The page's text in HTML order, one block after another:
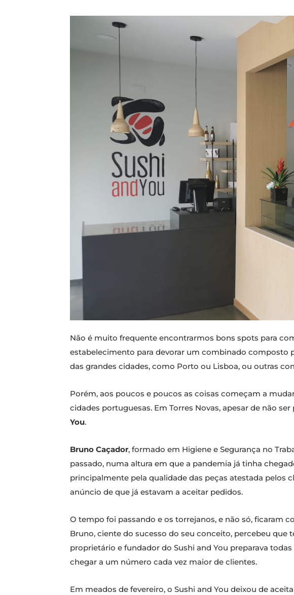
Não é muito frequente encontrarmos bons spots para
estabelecimento para devorar um combinado composto
das grandes cidades, como Porto ou Lisboa, ou outras
Porém, aos poucos e poucos as coisas começam a
cidades portuguesas. Em Torres Novas, apesar de não
You.
Bruno Caçador, formado em Higiene e Segurança no
passado, numa altura em que a pandemia já tinha
principalmente pela qualidade das peças atestada pelos
anúncio de que já estavam a aceitar pedidos.
O tempo foi passando e os torrejanos, e não só, ficaram
Bruno, ciente do sucesso do seu conceito, percebeu que
proprietário e fundador do Sushi and You preparava
chegar a um número cada vez maior de clientes.
Em meados de fevereiro, o Sushi and You deixou de